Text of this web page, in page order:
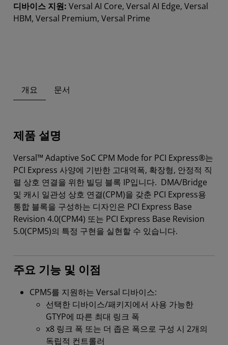
디바이스 지원: Versal AI Core, Versal AI Edge, Versal
HBM, Versal Premium, Versal Prime
개요 문서
제품 설명
Versal™ Adaptive SoC CPM Mode for PCI Express®는
PCI Express 사양에 기반한 고대역폭, 확장형, 안정적 직
렬 상호 연결을 위한 빌딩 블록 IP입니다. DMA/Bridge
및 캐시 일관성 상호 연결(CPM)을 갖춘 PCI Express용
통합 블록을 구성하는 디자인은 PCI Express Base
Revision 4.0(CPM4) 또는 PCI Express Base Revision
5.0(CPM5)의 특정 구현을 실현할 수 있습니다.
주요 기능 및 이점
CPM5를 지원하는 Versal 디바이스:
선택한 디바이스/패키지에서 사용 가능한
GTYP에 따른 최대 링크 폭
x8 링크 폭 또는 더 좁은 폭으로 구성 시 2개의
독립적 컨트롤러